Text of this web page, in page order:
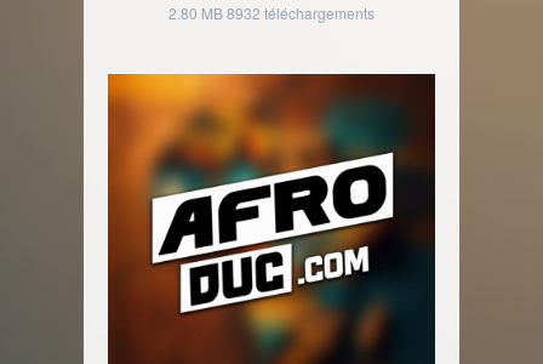
2.80 MB8932 téléchargements